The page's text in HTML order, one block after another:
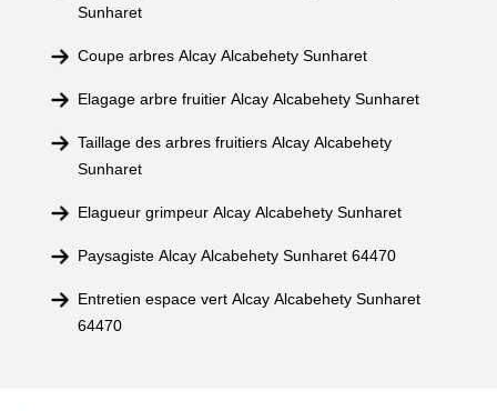
Sunharet
Coupe arbres Alcay Alcabehety Sunharet
Elagage arbre fruitier Alcay Alcabehety Sunharet
Taillage des arbres fruitiers Alcay Alcabehety
Sunharet
Elagueur grimpeur Alcay Alcabehety Sunharet
Paysagiste Alcay Alcabehety Sunharet 64470
Entretien espace vert Alcay Alcabehety Sunharet
64470